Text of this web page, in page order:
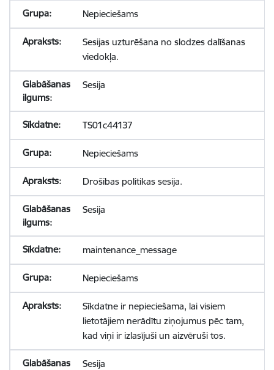
Nepieciešams
Sesijas uzturēšana no slodzes dalīšanas
viedokļa.
Sesija
TS01c44137
Nepieciešams
Drošības politikas sesija.
Sesija
maintenance_message
Nepieciešams
Sīkdatne ir nepieciešama, lai visiem
lietotājiem nerādītu ziņojumus pēc tam,
kad viņi ir izlasījuši un aizvēruši tos.
Sesija